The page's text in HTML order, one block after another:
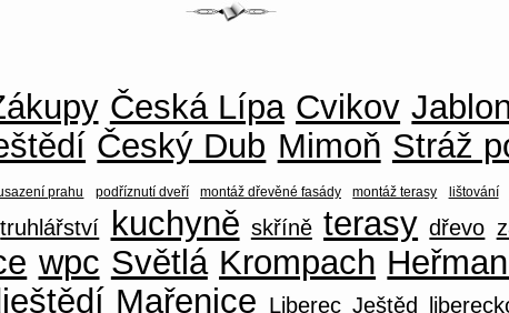
Česká Lípa Cvikov
Český Dub Mimoň Stráž
prahu podříznutí dveří montáž dřevěné fasády montáž terasy lištování
truhlářství kuchyně skříně terasy dřevo
wpc Světlá Krompach
Mařenice Liberec Ještěd